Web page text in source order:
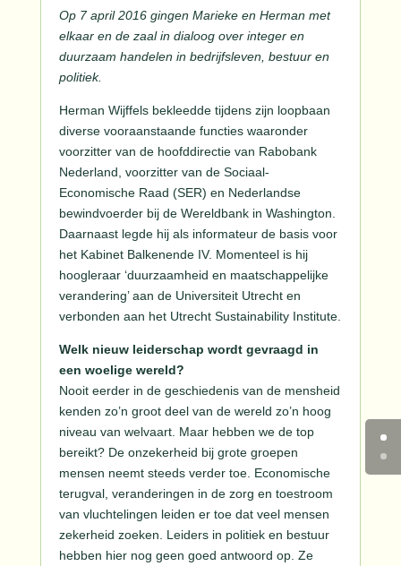
Op 7 april 2016 gingen Marieke en Herman met
elkaar en de zaal in dialoog over integer en
duurzaam handelen in bedrijfsleven, bestuur en
politiek.
Herman Wijffels bekleedde tijdens zijn loopbaan
diverse vooraanstaande functies waaronder
voorzitter van de hoofddirectie van Rabobank
Nederland, voorzitter van de Sociaal-
Economische Raad (SER) en Nederlandse
bewindvoerder bij de Wereldbank in Washington.
Daarnaast legde hij als informateur de basis voor
het Kabinet Balkenende IV. Momenteel is hij
hoogleraar ‘duurzaamheid en maatschappelijke
verandering’ aan de Universiteit Utrecht en
verbonden aan het Utrecht Sustainability Institute.
Welk nieuw leiderschap wordt gevraagd in
een woelige wereld?
Nooit eerder in de geschiedenis van de mensheid
kenden zo’n groot deel van de wereld zo’n hoog
niveau van welvaart. Maar hebben we de top
bereikt? De onzekerheid bij grote groepen
mensen neemt steeds verder toe. Economische
terugval, veranderingen in de zorg en toestroom
van vluchtelingen leiden er toe dat veel mensen
zekerheid zoeken. Leiders in politiek en bestuur
hebben hier nog geen goed antwoord op. Ze